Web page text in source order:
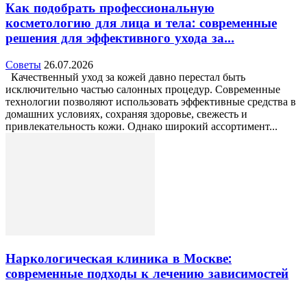
Как подобрать профессиональную
косметологию для лица и тела: современные
решения для эффективного ухода за...
Советы 26.07.2026
Качественный уход за кожей давно перестал быть
исключительно частью салонных процедур. Современные
технологии позволяют использовать эффективные средства в
домашних условиях, сохраняя здоровье, свежесть и
привлекательность кожи. Однако широкий ассортимент...
Наркологическая клиника в Москве:
современные подходы к лечению зависимостей